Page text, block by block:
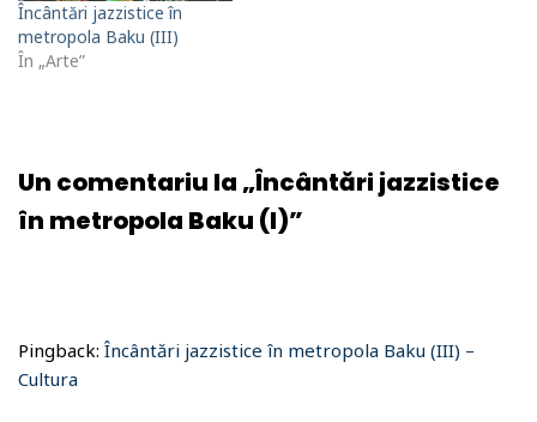
Încântări jazzistice în
metropola Baku (III)
În „Arte”
Un comentariu la „Încântări jazzistice
în metropola Baku (I)”
Pingback: Încântări jazzistice în metropola Baku (III) –
Cultura